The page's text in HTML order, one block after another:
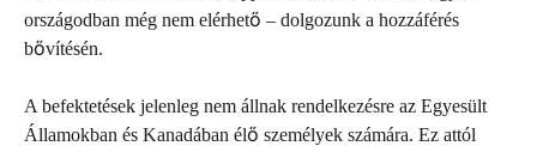
országodban még nem elérhető – dolgozunk a hozzáférés
bővítésén.
A befektetések jelenleg nem állnak rendelkezésre az Egyesült
Államokban és Kanadában élő személyek számára. Ez attól